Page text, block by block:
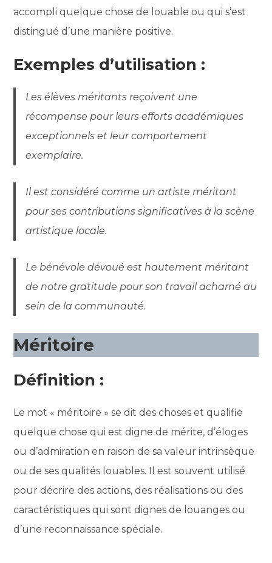
accompli quelque chose de louable ou qui s’est
distingué d’une manière positive.
Exemples d’utilisation :
Les élèves méritants reçoivent une
récompense pour leurs efforts académiques
exceptionnels et leur comportement
exemplaire.
Il est considéré comme un artiste méritant
pour ses contributions significatives à la scène
artistique locale.
Le bénévole dévoué est hautement méritant
de notre gratitude pour son travail acharné au
sein de la communauté.
Méritoire
Définition :
Le mot « méritoire » se dit des choses et qualifie
quelque chose qui est digne de mérite, d’éloges
ou d’admiration en raison de sa valeur intrinsèque
ou de ses qualités louables. Il est souvent utilisé
pour décrire des actions, des réalisations ou des
caractéristiques qui sont dignes de louanges ou
d’une reconnaissance spéciale.